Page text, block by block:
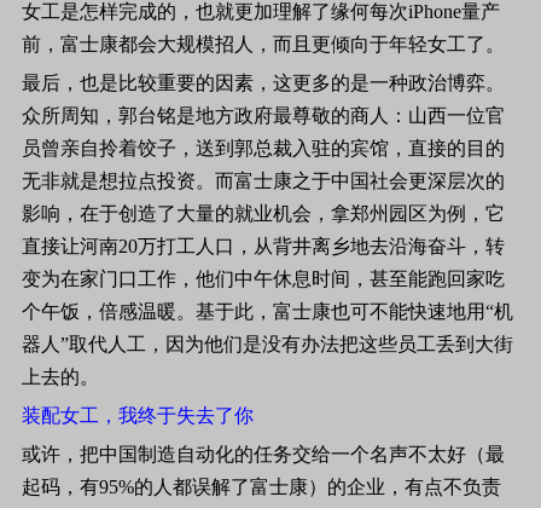
女工是怎样完成的，也就更加理解了缘何每次iPhone量产
前，富士康都会大规模招人，而且更倾向于年轻女工了。
最后，也是比较重要的因素，这更多的是一种政治博弈。
众所周知，郭台铭是地方政府最尊敬的商人：山西一位官
员曾亲自拎着饺子，送到郭总裁入驻的宾馆，直接的目的
无非就是想拉点投资。而富士康之于中国社会更深层次的
影响，在于创造了大量的就业机会，拿郑州园区为例，它
直接让河南20万打工人口，从背井离乡地去沿海奋斗，转
变为在家门口工作，他们中午休息时间，甚至能跑回家吃
个午饭，倍感温暖。基于此，富士康也可不能快速地用“机
器人”取代人工，因为他们是没有办法把这些员工丢到大街
上去的。
装配女工，我终于失去了你
或许，把中国制造自动化的任务交给一个名声不太好（最
起码，有95%的人都误解了富士康）的企业，有点不负责